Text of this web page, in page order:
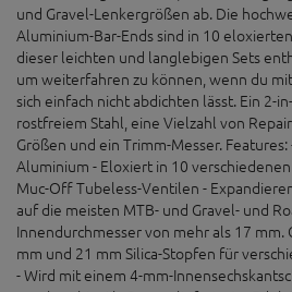
und Gravel-Lenkergrößen ab. Die
Aluminium-Bar-Ends sind in 10
dieser leichten und langlebigen Sets
um weiterfahren zu können, wenn du
sich einfach nicht abdichten lässt. Ein 2-
rostfreiem Stahl, eine Vielzahl von
Größen und ein Trimm-Messer.
Aluminium - Eloxiert in 10
Muc-Off Tubeless-Ventilen -
auf die meisten MTB- und Gravel- und
Innendurchmesser von mehr als 17
mm und 21 mm Silica-Stopfen für
- Wird mit einem 4-mm-